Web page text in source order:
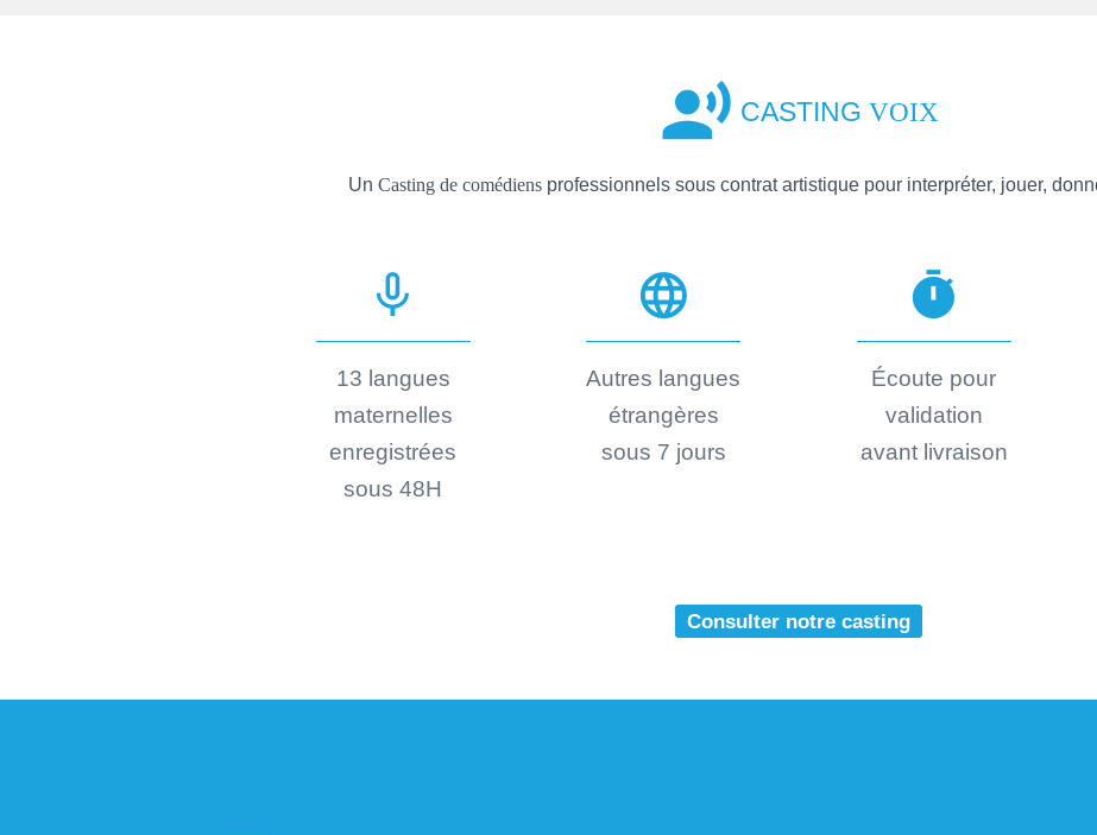
record_voice_over CASTING VOIX
Un Casting de comédiensprofessionnels sous contrat artistique pour interpréter, jouer,
mic_none
13 langues
maternelles
enregistrées
sous 48H
language
Autres langues
étrangères
sous 7 jours
timer
Écoute pour
validation
avant livraison
Consulter notre casting